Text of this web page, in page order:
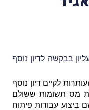
בבקשה לדיון נוסף
לקיים דיון נוסף
מס תשומות ששולם
ביצוע עבודות פיתוח